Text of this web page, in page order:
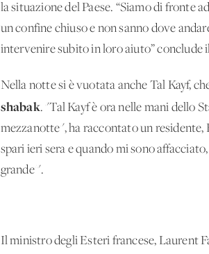
la situazione del Paese. “Siamo di fronte
un confine chiuso e non sanno dove
intervenire subito in loro aiuto” conclude
Nella notte si è vuotata anche Tal Kayf,
shabak. "Tal Kayf è ora nelle mani dello
mezzanotte", ha raccontato un
spari ieri sera e quando mi sono
grande'".
Il ministro degli Esteri francese, Laurent